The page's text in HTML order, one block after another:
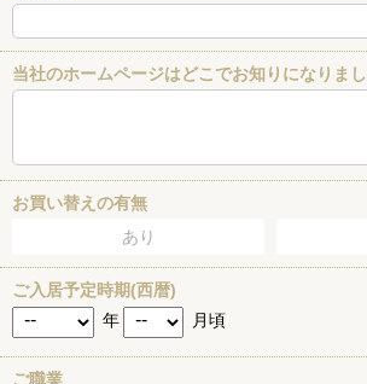
当社のホームページはどこでお知りになりま
お買い替えの有無
あり
ご入居予定時期(西暦)
年
月頃
ご職業